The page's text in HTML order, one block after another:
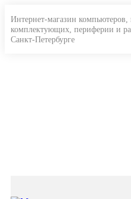
Интернет-магазин
комплектующих, периферии и
Санкт-Петербурге